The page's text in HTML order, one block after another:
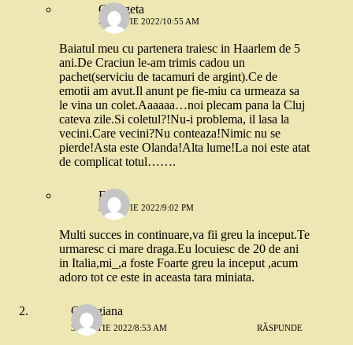
Georgeta
3 MARTIE 2022/10:55 AM
Baiatul meu cu partenera traiesc in Haarlem de 5
ani.De Craciun le-am trimis cadou un
pachet(serviciu de tacamuri de argint).Ce de
emotii am avut.Il anunt pe fie-miu ca urmeaza sa
le vina un colet.Aaaaaa…noi plecam pana la Cluj
cateva zile.Si coletul?!Nu-i problema, il lasa la
vecini.Care vecini?Nu conteaza!Nimic nu se
pierde!Asta este Olanda!Alta lume!La noi este atat
de complicat totul…….
Elena
3 MARTIE 2022/9:02 PM
Multi succes in continuare,va fii greu la inceput.Te
urmaresc ci mare draga.Eu locuiesc de 20 de ani
in Italia,mi_,a foste Foarte greu la inceput ,acum
adoro tot ce este in aceasta tara miniata.
Georgiana
3 MARTIE 2022/8:53 AM RĂSPUNDE